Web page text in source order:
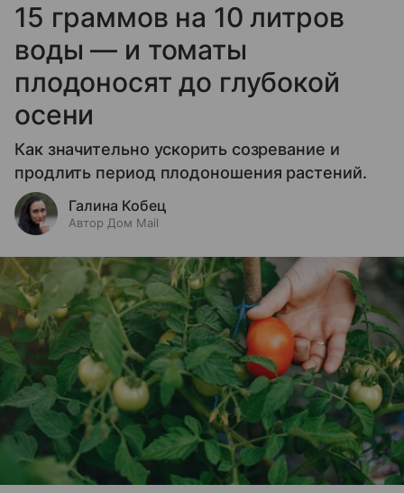
15 граммов на 10 литров
воды — и томаты
плодоносят до глубокой
осени
Как значительно ускорить созревание и
продлить период плодоношения растений.
Галина Кобец
Автор Дом Mail